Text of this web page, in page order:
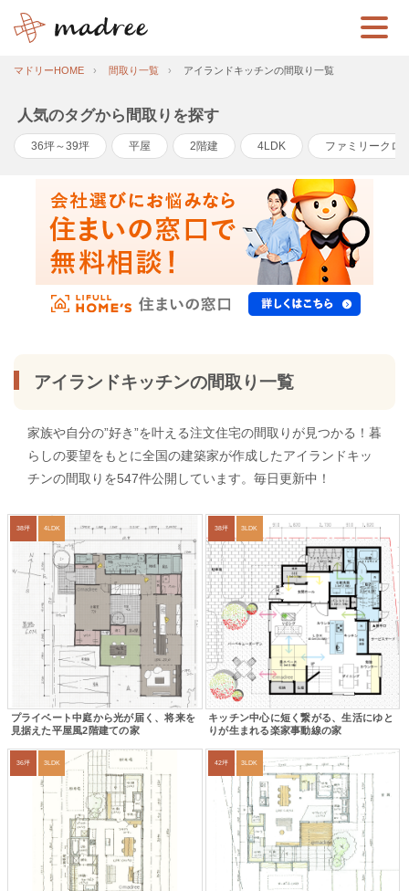
マドリーHOME 間取り一覧 アイランドキッチンの間取り一覧
人気のタグから間取りを探す
36坪～39坪 平屋 2階建 4LDK ファミリークロ
アイランドキッチンの間取り一覧
家族や自分の”好き”を叶える注文住宅の間取りが見つかる！暮
らしの要望をもとに全国の建築家が作成したアイランドキッ
チンの間取りを547件公開しています。毎日更新中！
38坪 4LDK
プライベート中庭から光が届く、将来を
見据えた平屋風2階建ての家
38坪 3LDK
キッチン中心に短く繋がる、生活にゆと
りが生まれる楽家事動線の家
36坪 3LDK 42坪 3LDK